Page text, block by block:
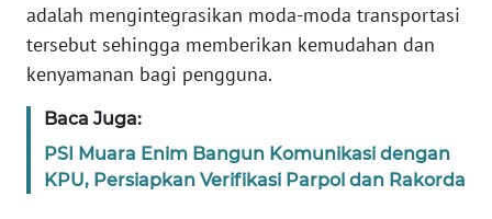
adalah mengintegrasikan moda-moda transportasi
tersebut sehingga memberikan kemudahan dan
kenyamanan bagi pengguna.
Baca Juga:
PSI Muara Enim Bangun Komunikasi dengan
KPU, Persiapkan Verifikasi Parpol dan Rakorda
IKLAN
TENTANG
KAMI
PEDOMAN
MEDIA